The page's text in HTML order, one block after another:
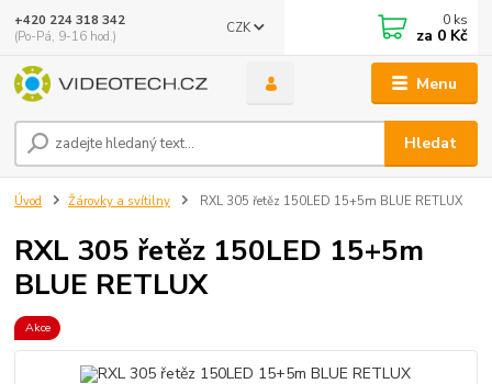
Menu
CZK
Hledat
+420 224 318 342
(Po-Pá, 9-16 hod.)
0 ks
za 0 Kč
Úvod Žárovky a svítilny RXL 305 řetěz 150LED 15+5m BLUE RETLUX
RXL 305 řetěz 150LED 15+5m
BLUE RETLUX
Akce